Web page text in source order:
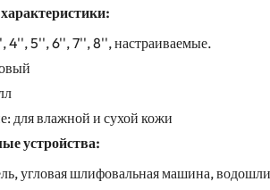
4'', 5'', 6'', 7'', 8'', настраиваемые.
для влажной и сухой кожи
устройства:
угловая шлифовальная машина,